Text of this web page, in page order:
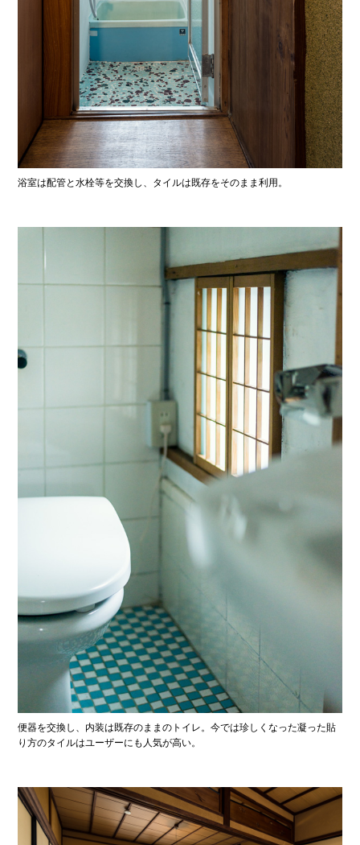
浴室は配管と水栓等を交換し、タイルは既存をそのまま利用。
便器を交換し、内装は既存のままのトイレ。今では珍しくなった凝った貼
り方のタイルはユーザーにも人気が高い。